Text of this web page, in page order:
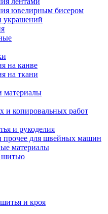
ювелирным бисером
украшений
на канве
на ткани
материалы
и копировальных работ
и рукоделия
прочее для швейных машин
материалы
шитью
и кроя